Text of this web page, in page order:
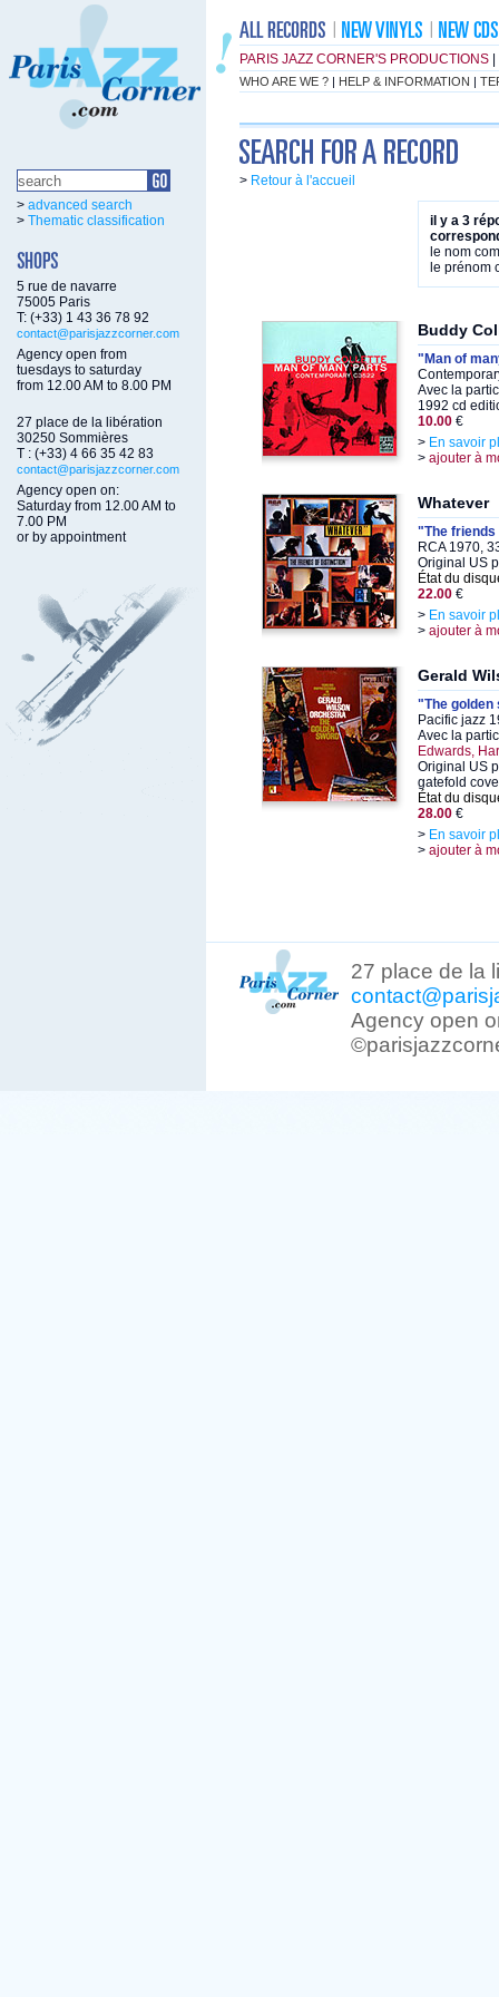
PARIS JAZZ CORNER'S PRODUCTIONS
WHO ARE WE ? | HELP & INFORMATION |
> advanced search
> Thematic classification
5 rue de navarre
75005 Paris
T: (+33) 1 43 36 78 92
contact@parisjazzcorner.com
Agency open from
tuesdays to saturday
from 12.00 AM to 8.00 PM
27 place de la libération
30250 Sommières
T : (+33) 4 66 35 42 83
contact@parisjazzcorner.com
Agency open on:
Saturday from 12.00 AM to
7.00 PM
or by appointment
> Retour à l'accueil
il y a 3
le nom
le prénom
Buddy
"Man of
Avec la
1992 cd
10.00 €
> En savoir
> ajouter à
Whatever
"The
RCA 1970,
Original US
État du
22.00 €
> En savoir
> ajouter à
Gerald
"The golden
Pacific jazz
Avec la
Edwards,
Original US
gatefold
État du
28.00 €
> En savoir
> ajouter à
27 place de la
Agency open